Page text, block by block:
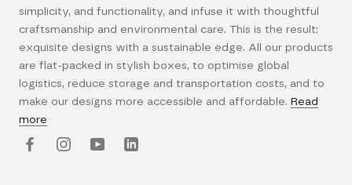
simplicity, and functionality, and infuse it with thoughtful
craftsmanship and environmental care. This is the result:
exquisite designs with a sustainable edge. All our products
are flat-packed in stylish boxes, to optimise global
logistics, reduce storage and transportation costs, and to
make our designs more accessible and affordable. Read
more